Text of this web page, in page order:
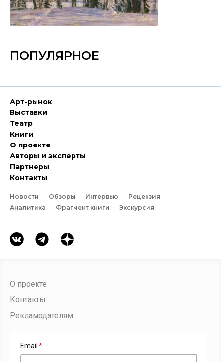
ПОПУЛЯРНОЕ
Арт-рынок
Выставки
Театр
Книги
О проекте
Авторы и эксперты
Партнеры
Контакты
Новости Обзоры Интервью
Рецензия
Аналитика
Фрагмент книги Экскурсия
О проекте
Контакты
Рекламодателям
Email